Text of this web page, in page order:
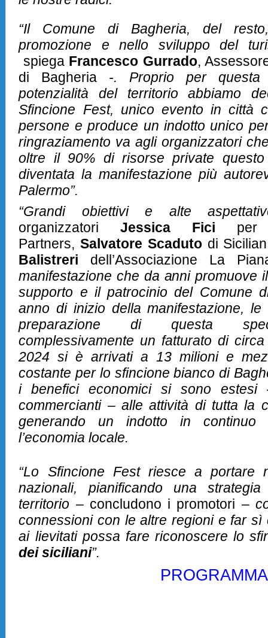
“Il Comune di Bagheria, del
promozione e nello sviluppo del
spiega Francesco Gurrado,
di Bagheria -. Proprio per questa
potenzialità del territorio abbiamo
Sfincione Fest, unico evento in città
persone e produce un indotto unico
ringraziamento va agli organizzatori
oltre il 90% di risorse private
diventata la manifestazione più
Palermo”.
“Grandi obiettivi e alte
organizzatoriJessica Fici per
Partners,Salvatore Scadutodi
Balistreri dell’Associazione La
manifestazione che da anni promuove
supporto e il patrocinio del Comune
anno di inizio della manifestazione, le
preparazione di questa
complessivamente un fatturato di
2024 si è arrivati a 13 milioni e
costante per lo sfincione bianco di
i benefici economici si sono estesi
commercianti – alle attività di tutta la
generando un indotto in continuo
l’economia locale.
“Lo Sfincione Fest riesce a portare
nazionali, pianificando una
territorio – concludono i promotori –
connessioni con le altre regioni e far sì
ai lievitati possa fare riconoscere lo
dei siciliani”.
PROGRAMMA